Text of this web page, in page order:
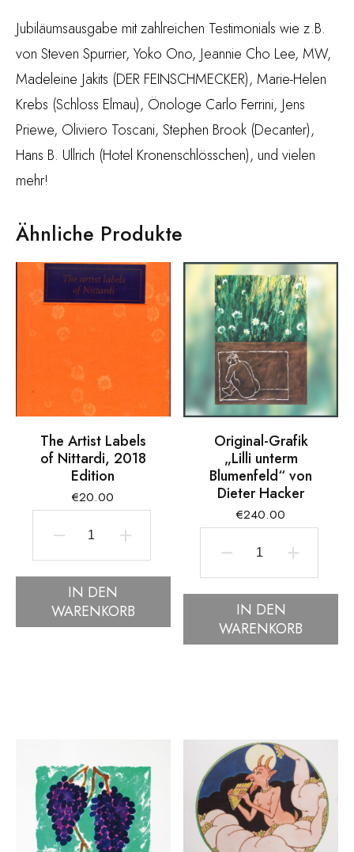
Jubiläumsausgabe mit zahlreichen Testimonials wie z.B.
von Steven Spurrier, Yoko Ono, Jeannie Cho Lee, MW,
Madeleine Jakits (DER FEINSCHMECKER), Marie-Helen
Krebs (Schloss Elmau), Önologe Carlo Ferrini, Jens
Priewe, Oliviero Toscani, Stephen Brook (Decanter),
Hans B. Ullrich (Hotel Kronenschlösschen), und vielen
mehr!
Ähnliche Produkte
The Artist Labels
of Nittardi, 2018
Edition
€20.00
Artist
Labels
of
IN DEN
WARENKORB
Original-Grafik
„Lilli unterm
Blumenfeld“ von
Dieter Hacker
€240.00
Original-
Grafik
"Lilli
unterm
Hacker
Menge
IN DEN
WARENKORB